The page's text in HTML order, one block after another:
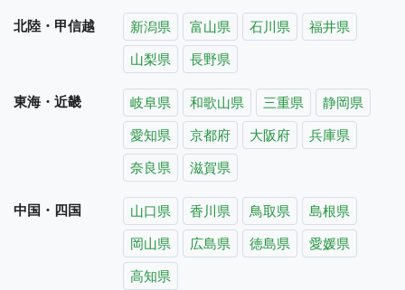
北陸・甲信越 新潟県 富山県 石川県
福井県
山梨県
長野県
東海・近畿 岐阜県 和歌山県 三重県
静岡県
愛知県
京都府 大阪府
兵庫県
奈良県
滋賀県
中国・四国 山口県 香川県 鳥取県
島根県
岡山県
広島県 徳島県
愛媛県
高知県